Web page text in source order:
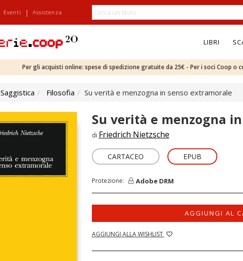
Eventi | Assistenza
LIBRI
Per gli acquisti online: spese di spedizione gratuite da 25€ - Per i soci Coop
Saggistica Filosofia Su verità e menzogna in senso extramorale
Su verità e menzogna
di Friedrich Nietzsche
CARTACEO EPUB
Protezione: Adobe DRM
AGGIUNGI AL
AGGIUNGI ALLA WISHLIST